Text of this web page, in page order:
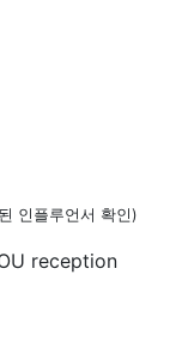
인플루언서 확인)
reception